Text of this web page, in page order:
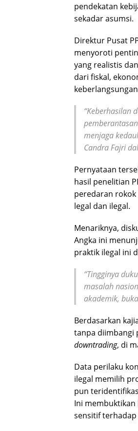
pendekatan
sekadar asumsi.
Direktur Pusat
menyoroti
yang realistis
dari fiskal,
“Keberhasilan
menjaga
Candra Fajri
Pernyataan
hasil penelitian
peredaran
legal dan ilegal.
Menariknya,
Angka ini
praktik ilegal ini
“Tingginya
masalah
akademik,
Berdasarkan
tanpa diimbangi
downtrading, di
Data perilaku
ilegal memilih
pun
Ini membuktikan
sensitif terhadap